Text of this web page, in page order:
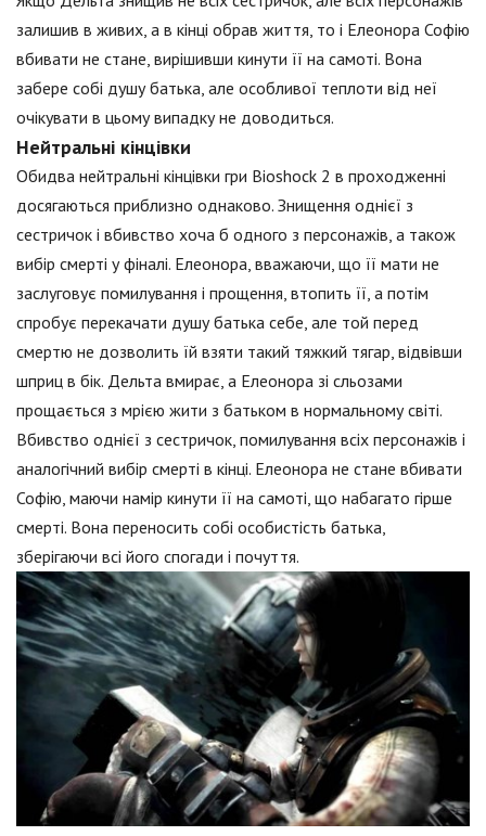
залишив в живих, а в кінці обрав життя, то і Елеонора Софію
вбивати не стане, вирішивши кинути її на самоті. Вона
забере собі душу батька, але особливої теплоти від неї
очікувати в цьому випадку не доводиться.
Нейтральні кінцівки
Обидва нейтральні кінцівки гри Bioshock 2 в проходженні
досягаються приблизно однаково. Знищення однієї з
сестричок і вбивство хоча б одного з персонажів, а також
вибір смерті у фіналі. Елеонора, вважаючи, що її мати не
заслуговує помилування і прощення, втопить її, а потім
спробує перекачати душу батька себе, але той перед
смертю не дозволить їй взяти такий тяжкий тягар, відвівши
шприц в бік. Дельта вмирає, а Елеонора зі сльозами
прощається з мрією жити з батьком в нормальному світі.
Вбивство однієї з сестричок, помилування всіх персонажів і
аналогічний вибір смерті в кінці. Елеонора не стане вбивати
Софію, маючи намір кинути її на самоті, що набагато гірше
смерті. Вона переносить собі особистість батька,
зберігаючи всі його спогади і почуття.